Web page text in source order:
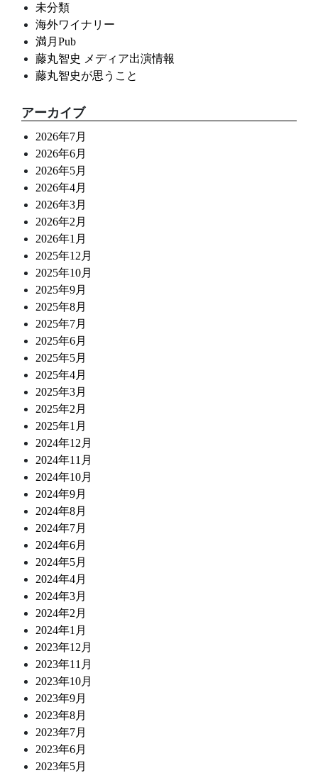
未分類
海外ワイナリー
満月Pub
藤丸智史 メディア出演情報
藤丸智史が思うこと
アーカイブ
2026年7月
2026年6月
2026年5月
2026年4月
2026年3月
2026年2月
2026年1月
2025年12月
2025年10月
2025年9月
2025年8月
2025年7月
2025年6月
2025年5月
2025年4月
2025年3月
2025年2月
2025年1月
2024年12月
2024年11月
2024年10月
2024年9月
2024年8月
2024年7月
2024年6月
2024年5月
2024年4月
2024年3月
2024年2月
2024年1月
2023年12月
2023年11月
2023年10月
2023年9月
2023年8月
2023年7月
2023年6月
2023年5月